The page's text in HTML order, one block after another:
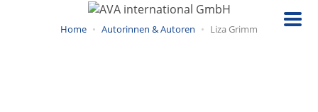
Home Autorinnen & Autoren Liza Grimm